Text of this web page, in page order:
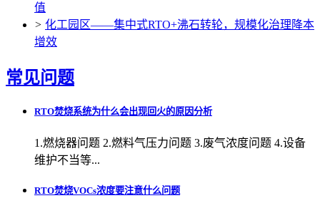
值
> 化工园区——集中式RTO+沸石转轮，规模化治理降本
增效
常见问题
RTO焚烧系统为什么会出现回火的原因分析
1.燃烧器问题 2.燃料气压力问题 3.废气浓度问题 4.设备
维护不当等...
RTO焚烧VOCs浓度要注意什么问题